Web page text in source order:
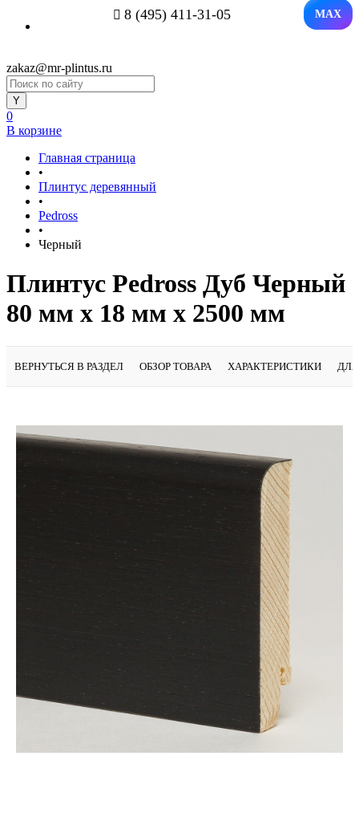
8 (495) 411-31-05 MAX
zakaz@mr-plintus.ru
0
В корзине
Главная страница
•
Плинтус деревянный
•
Pedross
•
Черный
Плинтус Pedross Дуб Черный
80 мм х 18 мм х 2500 мм
ВЕРНУТЬСЯ В РАЗДЕЛ ОБЗОР ТОВАРА ХАРАКТЕРИСТИКИ